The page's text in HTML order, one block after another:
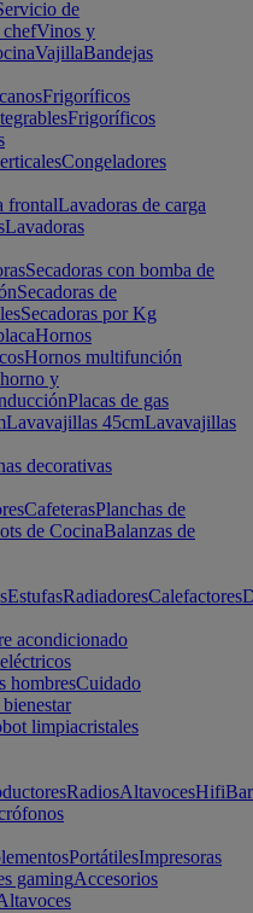
de
Vinos y
VajillaBandejas
Frigoríficos
Frigoríficos
Congeladores
frontalLavadoras de carga
Lavadoras
Secadoras con bomba de
Secadoras de
Secadoras por Kg
Hornos
Hornos multifunción
y
Placas de gas
Lavavajillas 45cmLavavajillas
decorativas
CafeterasPlanchas de
de CocinaBalanzas de
EstufasRadiadoresCalefactores
acondicionado
hombresCuidado
limpiacristales
RadiosAltavocesHifi
PortátilesImpresoras
gamingAccesorios